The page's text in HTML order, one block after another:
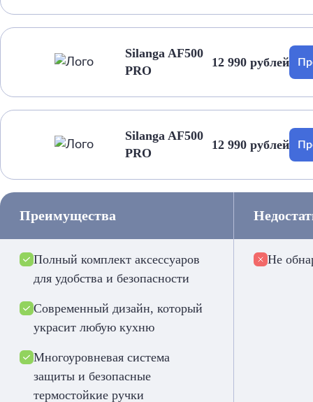
Silanga AF500
PRO
12 990 рублей
Silanga AF500
PRO
12 990 рублей
Преимущества
Полный комплект аксессуаров
для удобства и безопасности
Современный дизайн, который
украсит любую кухню
Многоуровневая система
защиты и безопасные
термостойкие ручки
Не